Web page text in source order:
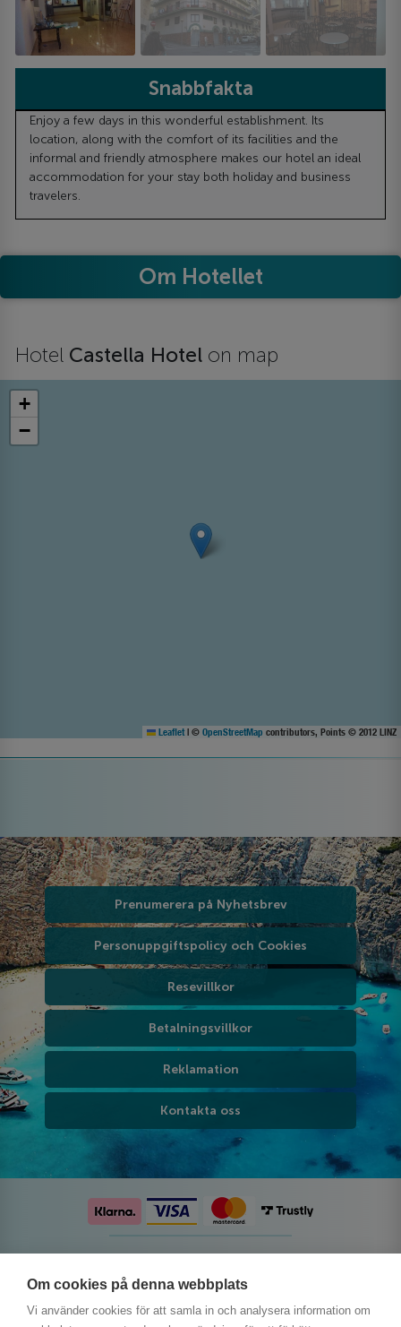
Om cookies på denna webbplats
Vi använder cookies för att samla in och analysera information om
Snabbfakta
Enjoy a few days in this wonderful establishment. Its
location, along with the comfort of its facilities and the
informal and friendly atmosphere makes our hotel an ideal
accommodation for your stay both holiday and business
travelers.
Om Hotellet
Hotel Castella Hotel on map
+
−
Leaflet | © OpenStreetMap contributors, Points © 2012 LINZ
Prenumerera på Nyhetsbrev
Personuppgiftspolicy och Cookies
Resevillkor
Betalningsvillkor
Reklamation
Kontakta oss